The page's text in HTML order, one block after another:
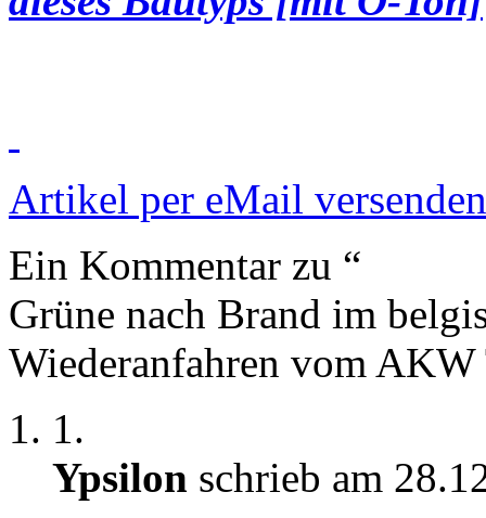
Artikel per eMail versenden
Ein Kommentar zu “
Grüne nach Brand im
Wiederanfahren vom
1.
Ypsilon schrieb am